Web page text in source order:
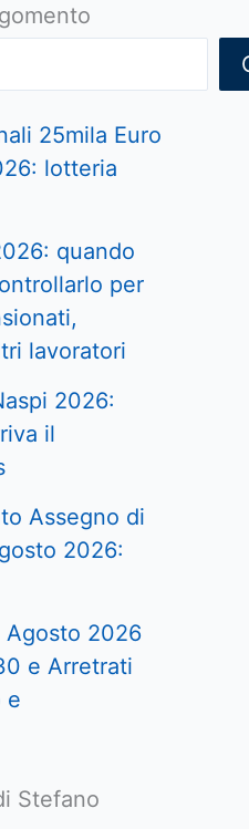
25mila Euro
lotteria
quando
per
lavoratori
2026:
il
Assegno di
2026:
Agosto 2026
e Arretrati
e
Stefano